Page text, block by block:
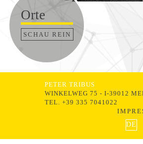
Orte
SCHAU REIN
PETER TRIBUS
WINKELWEG 75 - I-39012
TEL. +39 335 7041022
DE